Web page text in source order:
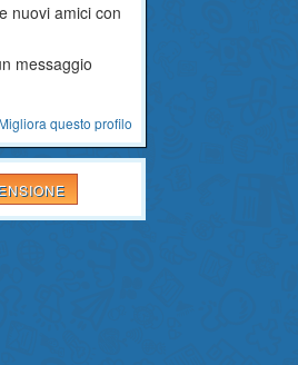
nuovi amici con
messaggio
questo profilo